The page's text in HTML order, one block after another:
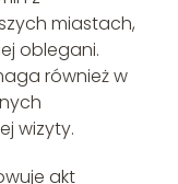
miastach,
oblegani.
również w
wizyty.
akt